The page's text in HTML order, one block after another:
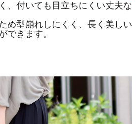
、付いても目立ちにくい丈夫な
め型崩れしにくく、長く美しい
できます。